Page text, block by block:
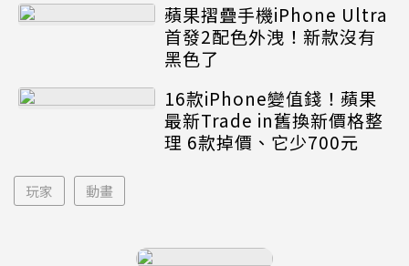
蘋果摺疊手機iPhone Ultra
首發2配色外洩！新款沒有
黑色了
16款iPhone變值錢！蘋果
最新Trade in舊換新價格整
理 6款掉價、它少700元
玩家 動畫